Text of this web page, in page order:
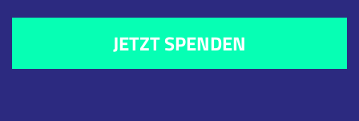
JETZT SPENDEN